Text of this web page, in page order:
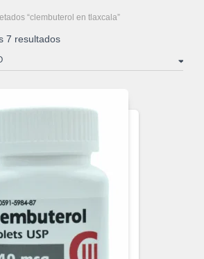
“clembuterol en tlaxcala”
7 resultados